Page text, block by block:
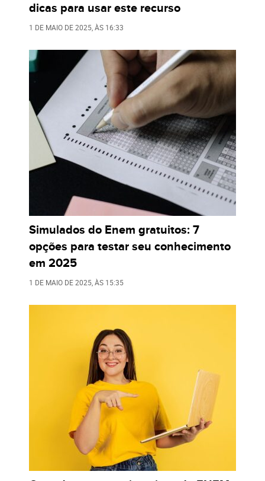
dicas para usar este recurso
1 DE MAIO DE 2025 , ÀS 16:33
Simulados do Enem gratuitos: 7
opções para testar seu conhecimento
em 2025
1 DE MAIO DE 2025 , ÀS 15:35